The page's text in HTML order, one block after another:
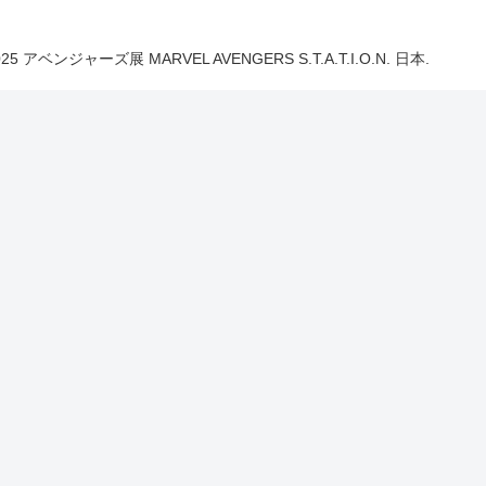
アベンジャーズ展 MARVEL AVENGERS S.T.A.T.I.O.N. 日本.